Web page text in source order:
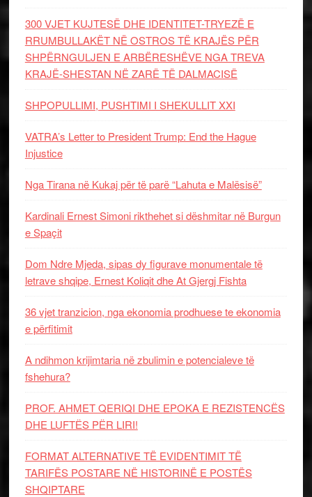
300 VJET KUJTESË DHE IDENTITET-TRYEZË E
RRUMBULLAKËT NË OSTROS TË KRAJËS PËR
SHPËRNGULJEN E ARBËRESHËVE NGA TREVA
KRAJË-SHESTAN NË ZARË TË DALMACISË
SHPOPULLIMI, PUSHTIMI I SHEKULLIT XXI
VATRA’s Letter to President Trump: End the Hague
Injustice
Nga Tirana në Kukaj për të parë “Lahuta e Malësisë”
Kardinali Ernest Simoni rikthehet si dëshmitar në Burgun
e Spaçit
Dom Ndre Mjeda, sipas dy figurave monumentale të
letrave shqipe, Ernest Koliqit dhe At Gjergj Fishta
36 vjet tranzicion, nga ekonomia prodhuese te ekonomia
e përfitimit
A ndihmon krijimtaria në zbulimin e potencialeve të
fshehura?
PROF. AHMET QERIQI DHE EPOKA E REZISTENCЁS
DHE LUFTЁS PЁR LIRI!
FORMAT ALTERNATIVE TË EVIDENTIMIT TË
TARIFËS POSTARE NË HISTORINË E POSTËS
SHQIPTARE